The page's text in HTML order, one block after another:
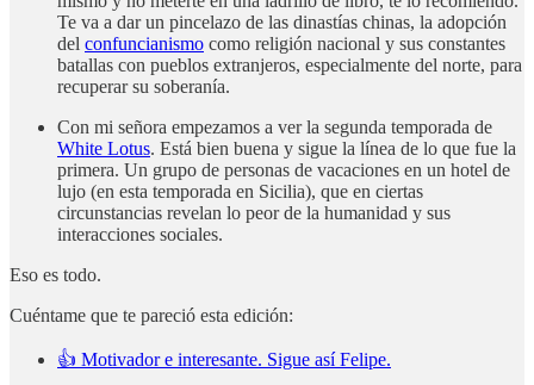
Te va a dar un pincelazo de las dinastías chinas, la adopción
del confuncianismo como religión nacional y sus constantes
batallas con pueblos extranjeros, especialmente del norte, para
recuperar su soberanía.
Con mi señora empezamos a ver la segunda temporada de
White Lotus. Está bien buena y sigue la línea de lo que fue la
primera. Un grupo de personas de vacaciones en un hotel de
lujo (en esta temporada en Sicilia), que en ciertas
circunstancias revelan lo peor de la humanidad y sus
interacciones sociales.
Eso es todo.
Cuéntame que te pareció esta edición:
👍 Motivador e interesante. Sigue así Felipe.